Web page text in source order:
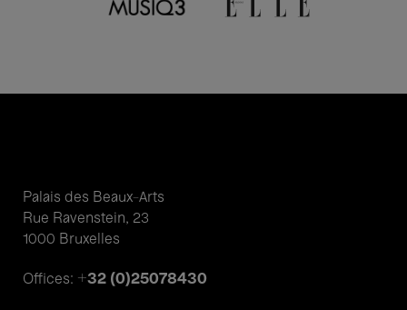
Palais des Beaux-Arts
Rue Ravenstein, 23
1000 Bruxelles
Offices: +32 (0)25078430